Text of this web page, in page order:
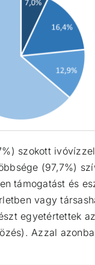
szokott
(97,7%)
támogatást és
vagy
egyetértettek
Azzal